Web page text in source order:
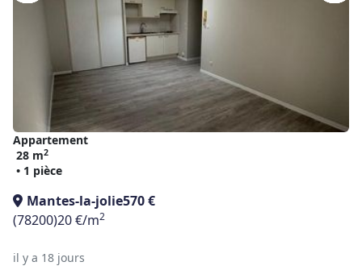
Appartement
28 m2
• 1 pièce
Mantes-la-jolie570 €
(78200)20 €/m2
il y a 18 jours